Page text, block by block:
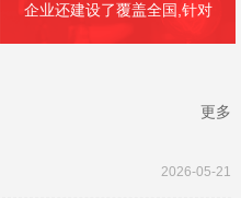
企业还建设了覆盖全国,针对
更多
2026-05-21